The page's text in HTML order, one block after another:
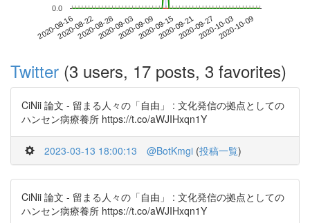
2020-08-162020-08-222020-08-282020-09-032020-09-092020-09-152020-09-212020-09-272020-10-032020-10-09
0.0
Twitter (3 users, 17 posts, 3 favorites)
CiNii 論文 - 留まる人々の「自由」 : 文化発信の拠点としての
ハンセン病療養所 https://t.co/aWJIHxqn1Y
2023-03-13 18:00:13 @BotKmgi (投稿一覧)
CiNii 論文 - 留まる人々の「自由」 : 文化発信の拠点としての
ハンセン病療養所 https://t.co/aWJIHxqn1Y